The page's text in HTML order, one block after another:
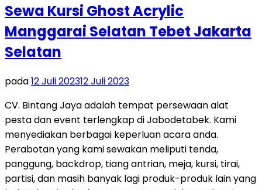
Sewa Kursi Ghost Acrylic
Manggarai Selatan Tebet Jakarta
Selatan
pada12 Juli 202312 Juli 2023
CV. Bintang Jaya adalah tempat persewaan alat
pesta dan event terlengkap di Jabodetabek. Kami
menyediakan berbagai keperluan acara anda.
Perabotan yang kami sewakan meliputi tenda,
panggung, backdrop, tiang antrian, meja, kursi, tirai,
partisi, dan masih banyak lagi produk-produk lain yang